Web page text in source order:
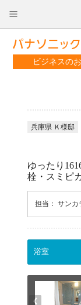
ビジネスの
兵庫県 Ｋ様邸
ゆったり
栓・スミピ
担当： サン